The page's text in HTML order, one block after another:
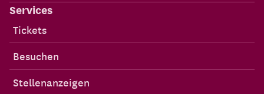
Services
Tickets
Besuchen
Stellenanzeigen